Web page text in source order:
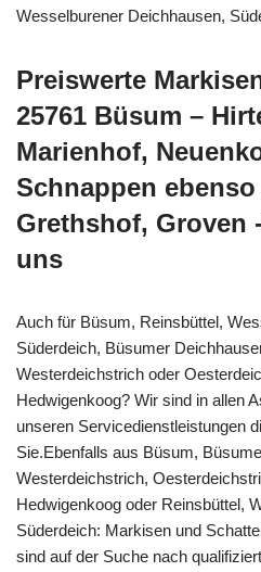
Wesselburener Deichhausen,
Preiswerte
25761 Büsum –
Marienhof,
Schnappen
Grethshof, Groven
uns
Auch für Büsum, Reinsbüttel,
Süderdeich, Büsumer
Westerdeichstrich oder
Hedwigenkoog? Wir sind in allen
unseren Servicedienstleistungen
Sie.Ebenfalls aus Büsum,
Westerdeichstrich,
Hedwigenkoog oder Reinsbüttel,
Süderdeich: Markisen und
sind auf der Suche nach